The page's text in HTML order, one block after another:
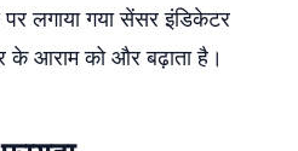
लगाया गया सेंसर इंडिकेटर
के आराम को और बढ़ाता है।